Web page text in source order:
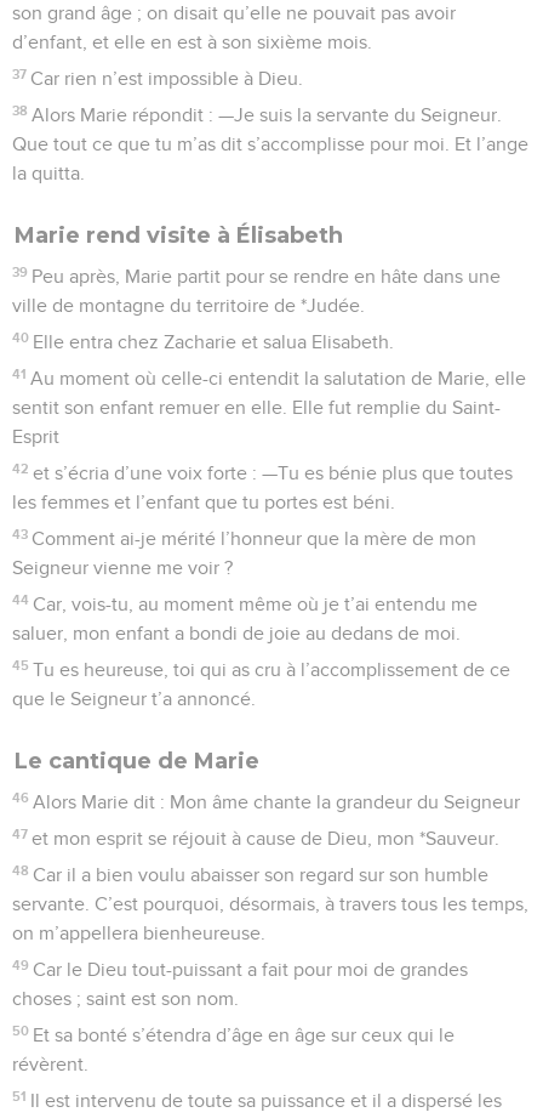
son grand âge ; on disait qu’elle ne pouvait pas avoir
d’enfant, et elle en est à son sixième mois.
37 Car rien n’est impossible à Dieu.
38 Alors Marie répondit : —Je suis la servante du Seigneur.
Que tout ce que tu m’as dit s’accomplisse pour moi. Et l’ange
la quitta.
Marie rend visite à Élisabeth
39 Peu après, Marie partit pour se rendre en hâte dans une
ville de montagne du territoire de *Judée.
40 Elle entra chez Zacharie et salua Elisabeth.
41 Au moment où celle-ci entendit la salutation de Marie, elle
sentit son enfant remuer en elle. Elle fut remplie du Saint-
Esprit
42 et s’écria d’une voix forte : —Tu es bénie plus que toutes
les femmes et l’enfant que tu portes est béni.
43 Comment ai-je mérité l’honneur que la mère de mon
Seigneur vienne me voir ?
44 Car, vois-tu, au moment même où je t’ai entendu me
saluer, mon enfant a bondi de joie au dedans de moi.
45 Tu es heureuse, toi qui as cru à l’accomplissement de ce
que le Seigneur t’a annoncé.
Le cantique de Marie
46 Alors Marie dit : Mon âme chante la grandeur du Seigneur
47 et mon esprit se réjouit à cause de Dieu, mon *Sauveur.
48 Car il a bien voulu abaisser son regard sur son humble
servante. C’est pourquoi, désormais, à travers tous les temps,
on m’appellera bienheureuse.
49 Car le Dieu tout-puissant a fait pour moi de grandes
choses ; saint est son nom.
50 Et sa bonté s’étendra d’âge en âge sur ceux qui le
révèrent.
51 Il est intervenu de toute sa puissance et il a dispersé les